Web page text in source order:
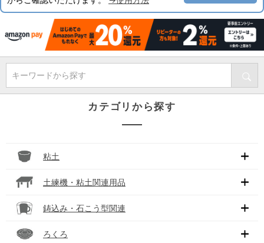
キーワードから探す
カテゴリから探す
粘土
土練機・粘土関連用品
鋳込み・石こう型関連
ろくろ